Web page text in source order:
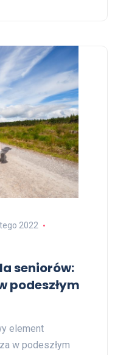
2022
seniorów:
podeszłym
element
w podeszłym